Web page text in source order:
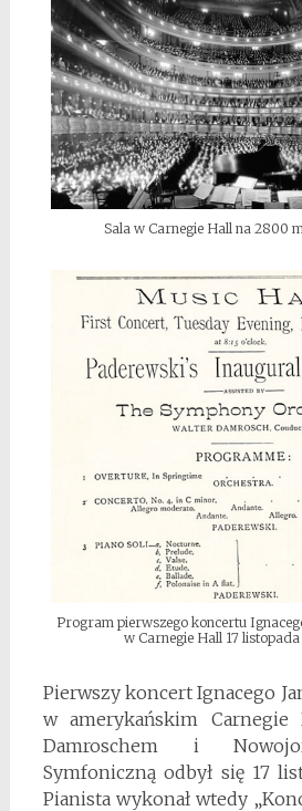
Sala w Carnegie Hall na 2800
Program pierwszego koncertu
w Carnegie Hall 17
Pierwszy koncert Ignacego
w amerykańskim Carnegie
Damroschem i
Symfoniczną odbył się 17
Pianista wykonał wtedy